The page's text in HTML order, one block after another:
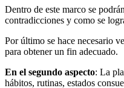
Dentro de este marco se
contradicciones y como se
Por último se hace necesario
para obtener un fin adecuado.
En el segundo aspecto: La
hábitos, ru­tinas, estados